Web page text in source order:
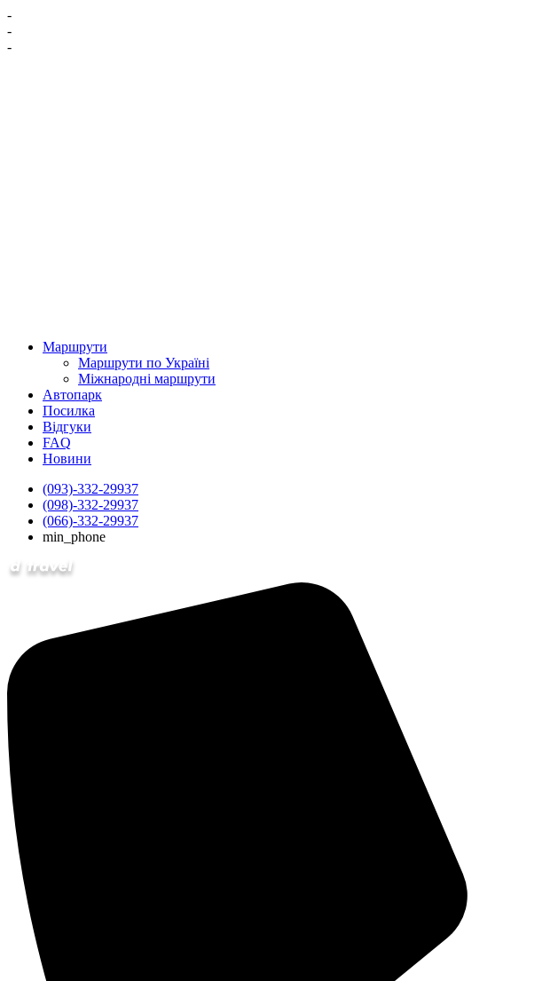
-
-
-
Маршрути
Маршрути по Україні
Міжнародні маршрути
Автопарк
Посилка
Відгуки
FAQ
Новини
(093)-332-29937
(098)-332-29937
(066)-332-29937
min_phone